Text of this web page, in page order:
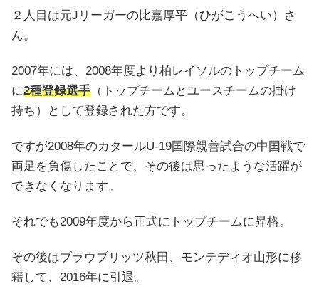
２人目は元Jリーガーの比嘉厚平（ひがこうへい）さ
ん。
2007年には、2008年度より柏レイソルのトップチーム
に2種登録選手 （トップチームとユースチームの掛け
持ち）として登録された方です。
ですが2008年のカタールU-19国際親善試合の中国戦で
両足を負傷したことで、その後は思ったような活躍が
できなくなります。
それでも2009年度から正式にトップチームに昇格。
その後はブラウブリッツ秋田、モンテディオ山形に移
籍して、2016年に引退。